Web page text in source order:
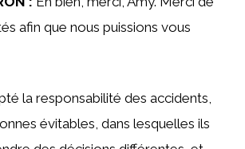
afin que nous puissions vous
la responsabilité des accidents,
évitables, dans lesquelles ils